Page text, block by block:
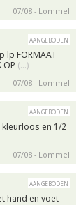
07/08 - Lommel
aangeboden
FORMAAT
OP (…)
07/08 - Lommel
aangeboden
en 1/2
07/08 - Lommel
aangeboden
hand en voet